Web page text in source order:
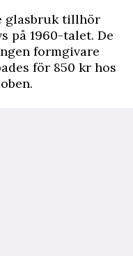
glasbruk tillhör
på 1960-talet. De
formgivare
för 850 kr hos